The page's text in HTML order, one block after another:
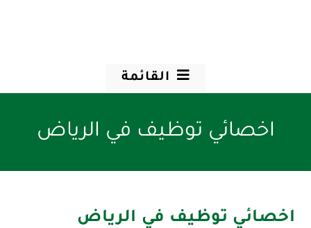
القائمة
اخصائي توظيف في الرياض
اخصائي توظيف في الرياض